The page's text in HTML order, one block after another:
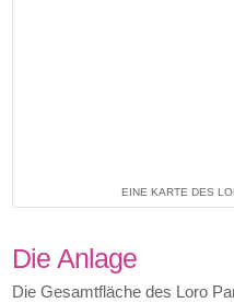
EINE KARTE DES
Die Anlage
Die Gesamtfläche des Loro